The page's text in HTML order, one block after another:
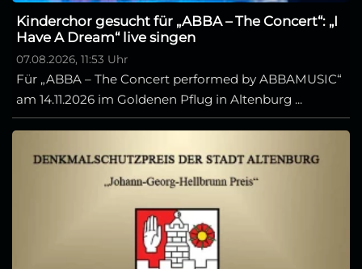
Kinderchor gesucht für „ABBA – The Concert“: „I
Have A Dream“ live singen
07.08.2026, 11:53 Uhr
Für „ABBA – The Concert performed by ABBAMUSIC“
am 14.11.2026 im Goldenen Pflug in Altenburg ...